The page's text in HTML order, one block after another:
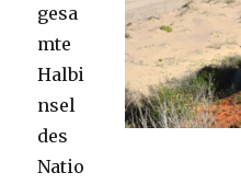
gesa
mte
Halbi
nsel
des
Natio